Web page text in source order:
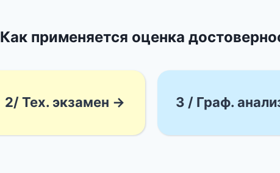
Как применяется оценка
2/ Тех. экзамен → 3 / Граф.